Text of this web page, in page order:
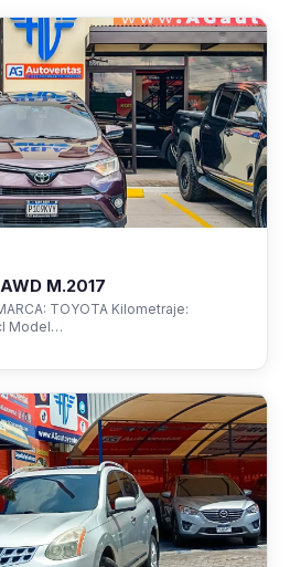
M.2017
TOYOTA Kilometraje:
Model…